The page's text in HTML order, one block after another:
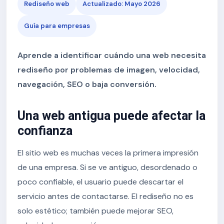
Rediseño web Actualizado: Mayo 2026
Guía para empresas
Aprende a identificar cuándo una web necesita
rediseño por problemas de imagen, velocidad,
navegación, SEO o baja conversión.
Una web antigua puede afectar la
confianza
El sitio web es muchas veces la primera impresión
de una empresa. Si se ve antiguo, desordenado o
poco confiable, el usuario puede descartar el
servicio antes de contactarse. El rediseño no es
solo estético; también puede mejorar SEO,